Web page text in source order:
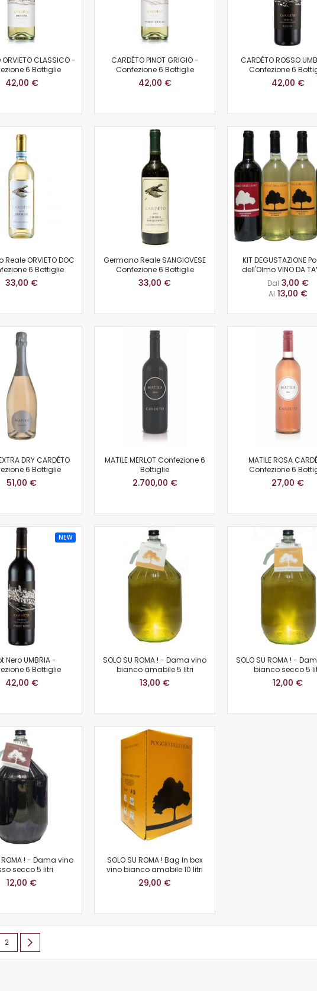
ORVIETO CLASSICO -
6 Bottiglie
42,00 €
CARDÉTO PINOT GRIGIO -
Confezione 6 Bottiglie
42,00 €
CARDÉTO ROSSO
Confezione 6
42,00 €
ORVIETO DOC
6 Bottiglie
33,00 €
Germano Reale SANGIOVESE
Confezione 6 Bottiglie
33,00 €
KIT DEGUSTAZIONE
dell'Olmo VINO DA
Dal 3,00 €
Al 13,00 €
DRY CARDÉTO
6 Bottiglie
51,00 €
MATILE MERLOT Confezione 6
Bottiglie
2.700,00 €
MATILE ROSA
Confezione 6
27,00 €
NEW
Nero UMBRIA -
6 Bottiglie
42,00 €
SOLO SU ROMA ! - Dama vino
bianco amabile 5 litri
13,00 €
SOLO SU ROMA ! -
bianco secco 5
12,00 €
ROMA ! - Dama vino
secco 5 litri
12,00 €
SOLO SU ROMA ! Bag In box
vino bianco amabile 10 litri
29,00 €
stai leggendo la pagina
Pagina
2